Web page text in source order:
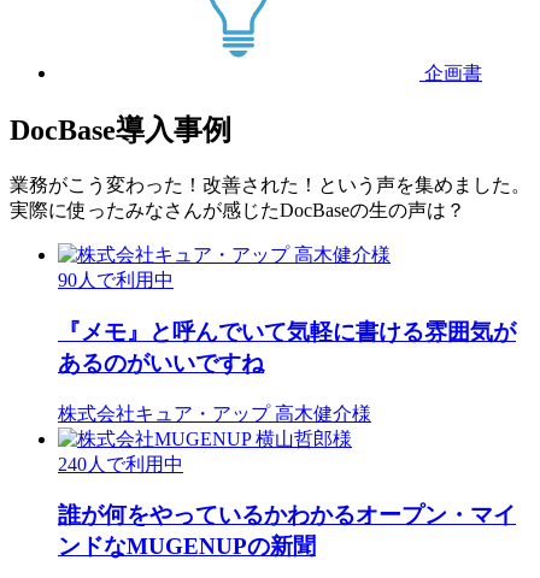
企画書
DocBase導入事例
業務がこう変わった！改善された！という声を集めました。
実際に使ったみなさんが感じたDocBaseの生の声は？
90人で利用中
『メモ』と呼んでいて気軽に書ける雰囲気が
あるのがいいですね
株式会社キュア・アップ 高木健介様
240人で利用中
誰が何をやっているかわかるオープン・マイ
ンドなMUGENUPの新聞